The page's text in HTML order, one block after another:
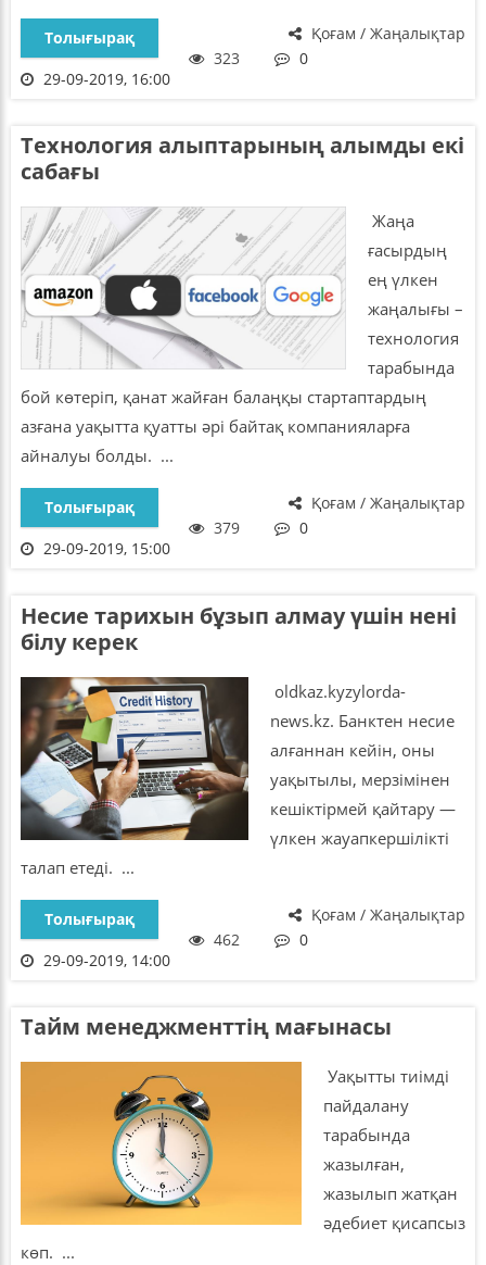
Қоғам / Жаңалықтар
Толығырақ
323
0
29-09-2019, 16:00
Технология алыптарының алымды екі
сабағы
Жаңа
ғасырдың
ең үлкен
жаңалығы –
технология
тарабында
бой көтеріп, қанат жайған балаңқы стартаптардың
азғана уақытта қуатты әрі байтақ компанияларға
айналуы болды. ...
Қоғам / Жаңалықтар
Толығырақ
379
0
29-09-2019, 15:00
Несие тарихын бұзып алмау үшін нені
білу керек
oldkaz.kyzylorda-
news.kz. Банктен несие
алғаннан кейін, оны
уақытылы, мерзімінен
кешіктірмей қайтару —
үлкен жауапкершілікті
талап етеді. ...
Қоғам / Жаңалықтар
Толығырақ
462
0
29-09-2019, 14:00
Тайм менеджменттің мағынасы
Уақытты тиімді
пайдалану
тарабында
жазылған,
жазылып жатқан
әдебиет қисапсыз
көп. ...